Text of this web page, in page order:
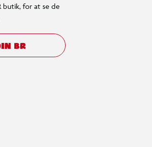
butik, for at se de
BR